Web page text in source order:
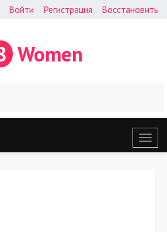
Войти Регистрация Восстановить
Women
меню